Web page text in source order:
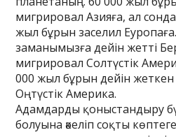
мигрировал Азияға, ал
жыл бұрын заселил
заманымызға дейін жетті
мигрировал Солтүстік
000 жыл бұрын дейін жеткен
Оңтүстік Америка.
Адамдарды қоныстандыру
болуына әкеліп соқты